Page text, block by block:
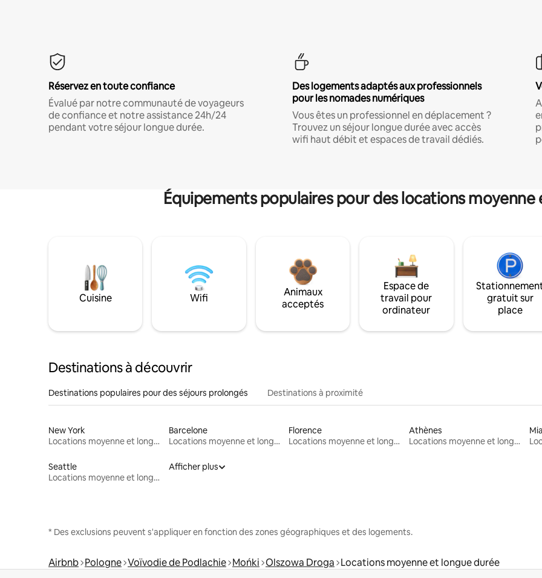
Réservez en toute confiance
Évalué par notre communauté de voyageurs
de confiance et notre assistance 24h/24
pendant votre séjour longue durée.
Des logements adaptés aux professionnels
pour les nomades numériques
Vous êtes un professionnel en déplacement ?
Trouvez un séjour longue durée avec accès
wifi haut débit et espaces de travail dédiés.
Équipements populaires pour des locations
Cuisine Wifi
Animaux
acceptés
Espace de
travail pour
ordinateur
gratuit sur
place
Destinations à découvrir
Destinations populaires pour des séjours prolongés Destinations à proximité
New York
Locations moyenne et longue durée
Barcelone
Locations moyenne et longue durée
Florence
Locations moyenne et longue durée
Athènes
Locations moyenne et longue durée
Seattle
Locations moyenne et longue durée
Afficher plus
* Des exclusions peuvent s'appliquer en fonction des zones géographiques et des logements.
Airbnb Pologne Voïvodie de Podlachie Mońki Olszowa Droga Locations moyenne et longue durée